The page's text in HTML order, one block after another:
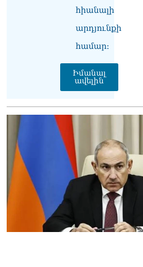
հիանալի
արդյունքի
համար։
Իմանալ
ավելին